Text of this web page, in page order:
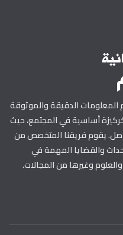
الدقيقة والموثوقة
أساسية في المجتمع، حيث
يقوم فريقنا المتخصص من
والقضايا المهمة في
وغيرها من المجالات.